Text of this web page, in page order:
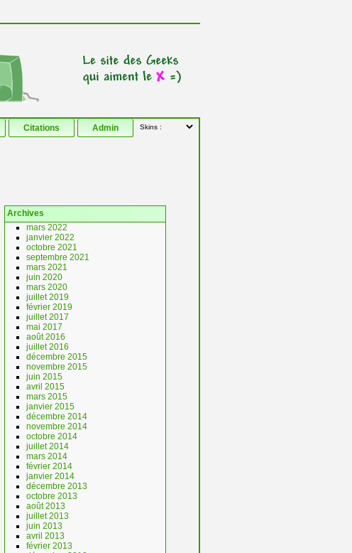
Citations Admin
Archives
mars 2022
janvier 2022
octobre 2021
septembre 2021
mars 2021
juin 2020
mars 2020
juillet 2019
février 2019
juillet 2017
mai 2017
août 2016
juillet 2016
décembre 2015
novembre 2015
juin 2015
avril 2015
mars 2015
janvier 2015
décembre 2014
novembre 2014
octobre 2014
juillet 2014
mars 2014
février 2014
janvier 2014
décembre 2013
octobre 2013
août 2013
juillet 2013
juin 2013
avril 2013
février 2013